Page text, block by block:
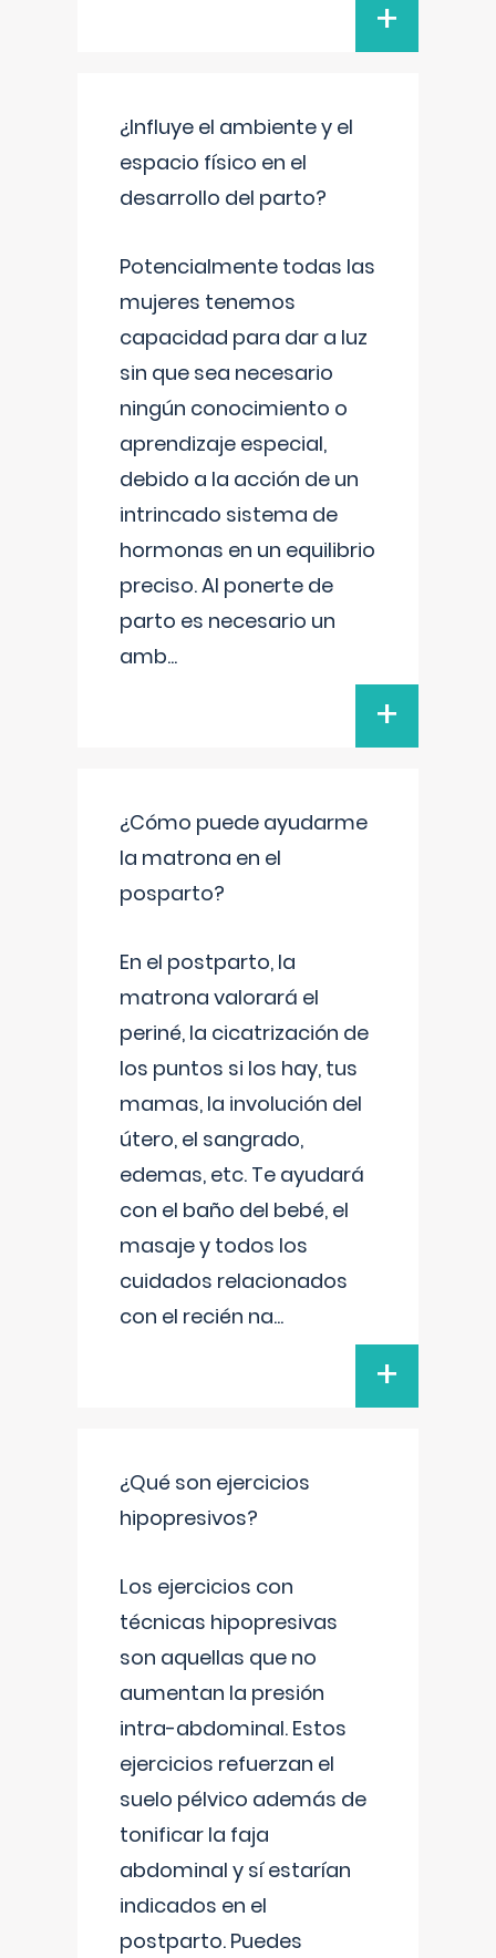
+
¿Influye el ambiente y el
espacio físico en el
desarrollo del parto?
Potencialmente todas las
mujeres tenemos
capacidad para dar a luz
sin que sea necesario
ningún conocimiento o
aprendizaje especial,
debido a la acción de un
intrincado sistema de
hormonas en un equilibrio
preciso. Al ponerte de
parto es necesario un
amb...
+
¿Cómo puede ayudarme
la matrona en el
posparto?
En el postparto, la
matrona valorará el
periné, la cicatrización de
los puntos si los hay, tus
mamas, la involución del
útero, el sangrado,
edemas, etc. Te ayudará
con el baño del bebé, el
masaje y todos los
cuidados relacionados
con el recién na...
+
¿Qué son ejercicios
hipopresivos?
Los ejercicios con
técnicas hipopresivas
son aquellas que no
aumentan la presión
intra-abdominal. Estos
ejercicios refuerzan el
suelo pélvico además de
tonificar la faja
abdominal y sí estarían
indicados en el
postparto. Puedes